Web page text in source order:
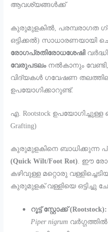
ആവശ്യങ്ങൾക്ക്
കുരുമുളകിൽ, പരമ്പരാഗത
ഒട്ടിക്കൽ) സാധാരണയായി
രോഗപ്രതിരോധശേഷി
വേരുപടലംനൽകാനും
വിദ്യകൾ ഗവേഷണ തലത്തിലും
ഉപയോഗിക്കാറുണ്ട്.
എ. Rootstock ഉപയോഗിച്ചുള്ള
Grafting)
കുരുമുളകിനെ ബാധിക്കുന്ന
(Quick Wilt/Foot Rot). ഈ
കഴിവുള്ള മറ്റൊരു
കുരുമുളക് വള്ളിയെ ഒട്ടിച്ചു
റൂട്ട് സ്റ്റോക്ക് (Rootstock):
Piper nigrum